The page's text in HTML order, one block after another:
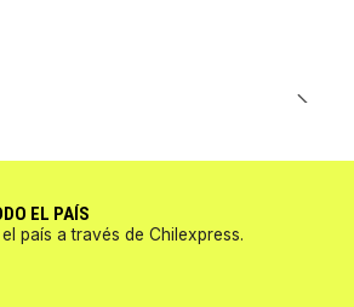
EL PAÍS
país a través de Chilexpress.